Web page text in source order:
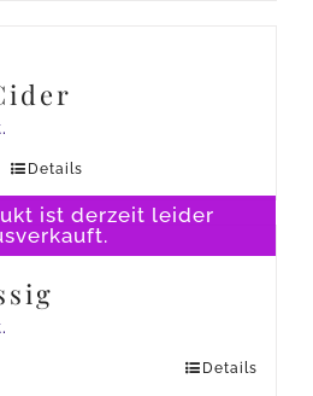
ist derzeit leider
Details
Details